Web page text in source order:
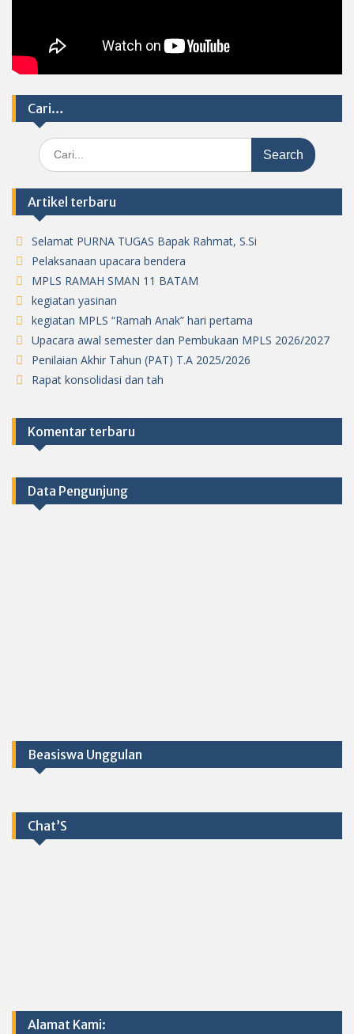
Cari…
Search
for:
Artikel terbaru
Selamat PURNA TUGAS Bapak Rahmat, S.Si
Pelaksanaan upacara bendera
MPLS RAMAH SMAN 11 BATAM
kegiatan yasinan
kegiatan MPLS “Ramah Anak” hari pertama
Upacara awal semester dan Pembukaan MPLS 2026/2027
Penilaian Akhir Tahun (PAT) T.A 2025/2026
Rapat konsolidasi dan tah
Komentar terbaru
Data Pengunjung
Beasiswa Unggulan
Chat’S
Alamat Kami: